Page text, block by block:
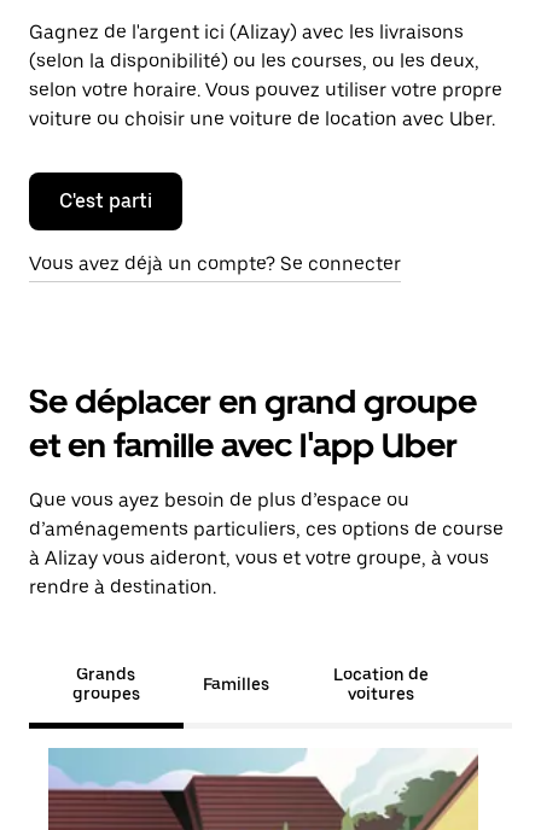
Gagnez de l'argent ici (Alizay) avec les livraisons
(selon la disponibilité) ou les courses, ou les deux,
selon votre horaire. Vous pouvez utiliser votre propre
voiture ou choisir une voiture de location avec Uber.
C'est parti
Vous avez déjà un compte? Se connecter
Se déplacer en grand groupe
et en famille avec l'app Uber
Que vous ayez besoin de plus d’espace ou
d’aménagements particuliers, ces options de course
à Alizay vous aideront, vous et votre groupe, à vous
rendre à destination.
Grands
groupes
Familles
Location de
voitures